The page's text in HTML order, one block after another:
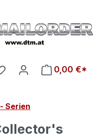
Du hast 0 Produkte auf
0,00 €*
Serien